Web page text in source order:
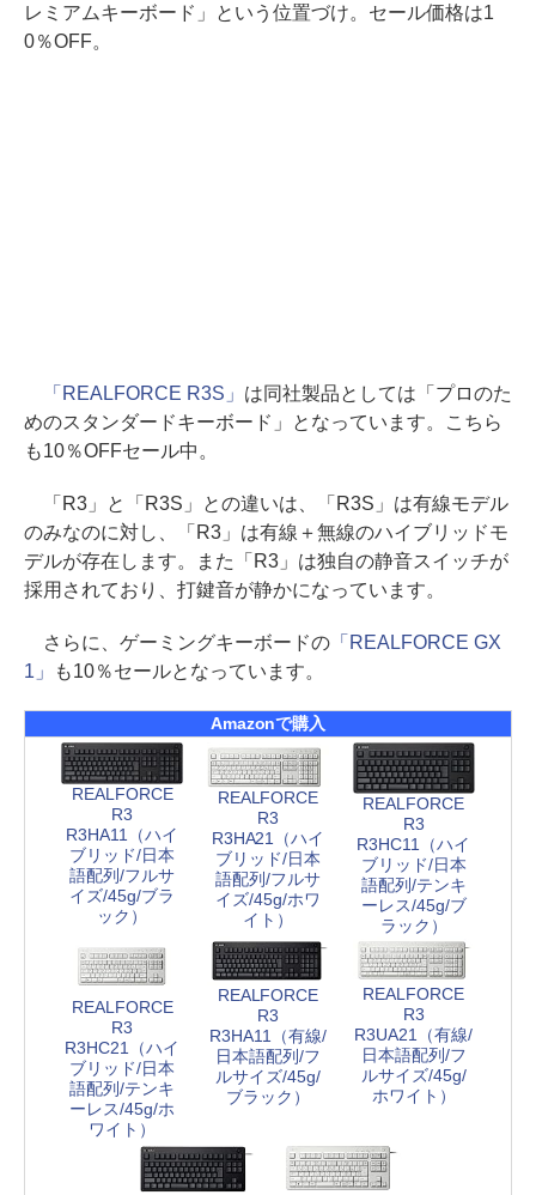
レミアムキーボード」という位置づけ。セール価格は1
0％OFF。
「REALFORCE R3S」 は同社製品としては「プロのた
めのスタンダードキーボード」となっています。こちら
も10％OFFセール中。
「R3」と「R3S」との違いは、「R3S」は有線モデル
のみなのに対し、「R3」は有線＋無線のハイブリッドモ
デルが存在します。また「R3」は独自の静音スイッチが
採用されており、打鍵音が静かになっています。
さらに、ゲーミングキーボードの「REALFORCE GX
1」
も10％セールとなっています。
Amazonで購入
REALFORCE
R3
R3HA11（ハイ
ブリッド/日本
語配列/フルサ
イズ/45g/ブラ
ック）
REALFORCE
R3
R3HA21（ハイ
ブリッド/日本
語配列/フルサ
イズ/45g/ホワ
イト）
REALFORCE
R3
R3HC11（ハイ
ブリッド/日本
語配列/テンキ
ーレス/45g/ブ
ラック）
REALFORCE
R3
R3HC21（ハイ
ブリッド/日本
語配列/テンキ
ーレス/45g/ホ
ワイト）
REALFORCE
R3
R3HA11（有線/
日本語配列/フ
ルサイズ/45g/
ブラック）
REALFORCE
R3
R3UA21（有線/
日本語配列/フ
ルサイズ/45g/
ホワイト）